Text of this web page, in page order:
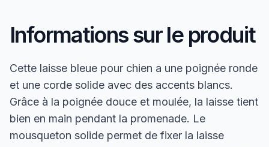
Informations sur le produit
Cette laisse bleue pour chien a une poignée ronde
et une corde solide avec des accents blancs.
Grâce à la poignée douce et moulée, la laisse tient
bien en main pendant la promenade. Le
mousqueton solide permet de fixer la laisse